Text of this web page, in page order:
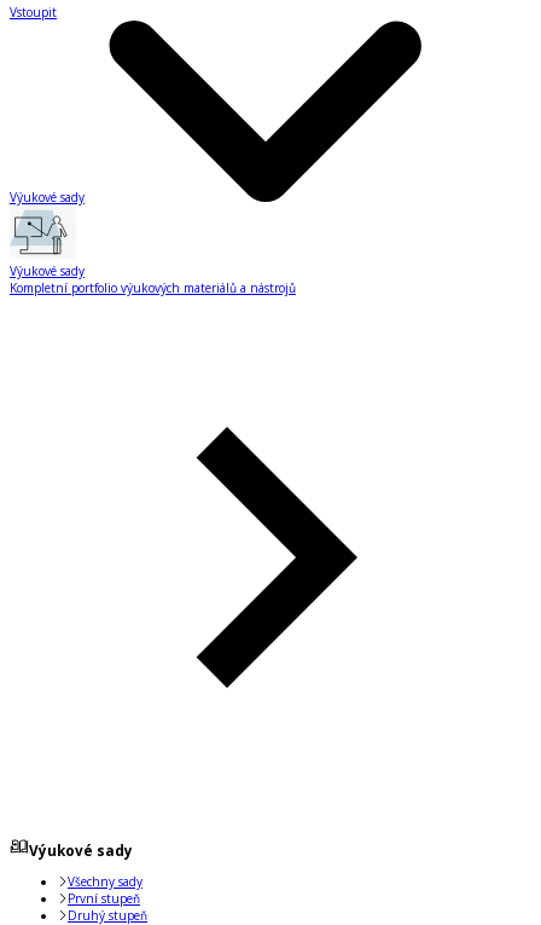
Vstoupit
Výukové sady
Výukové sady
Kompletní portfolio výukových materiálů a nástrojů
Výukové sady
Všechny sady
První stupeň
Druhý stupeň